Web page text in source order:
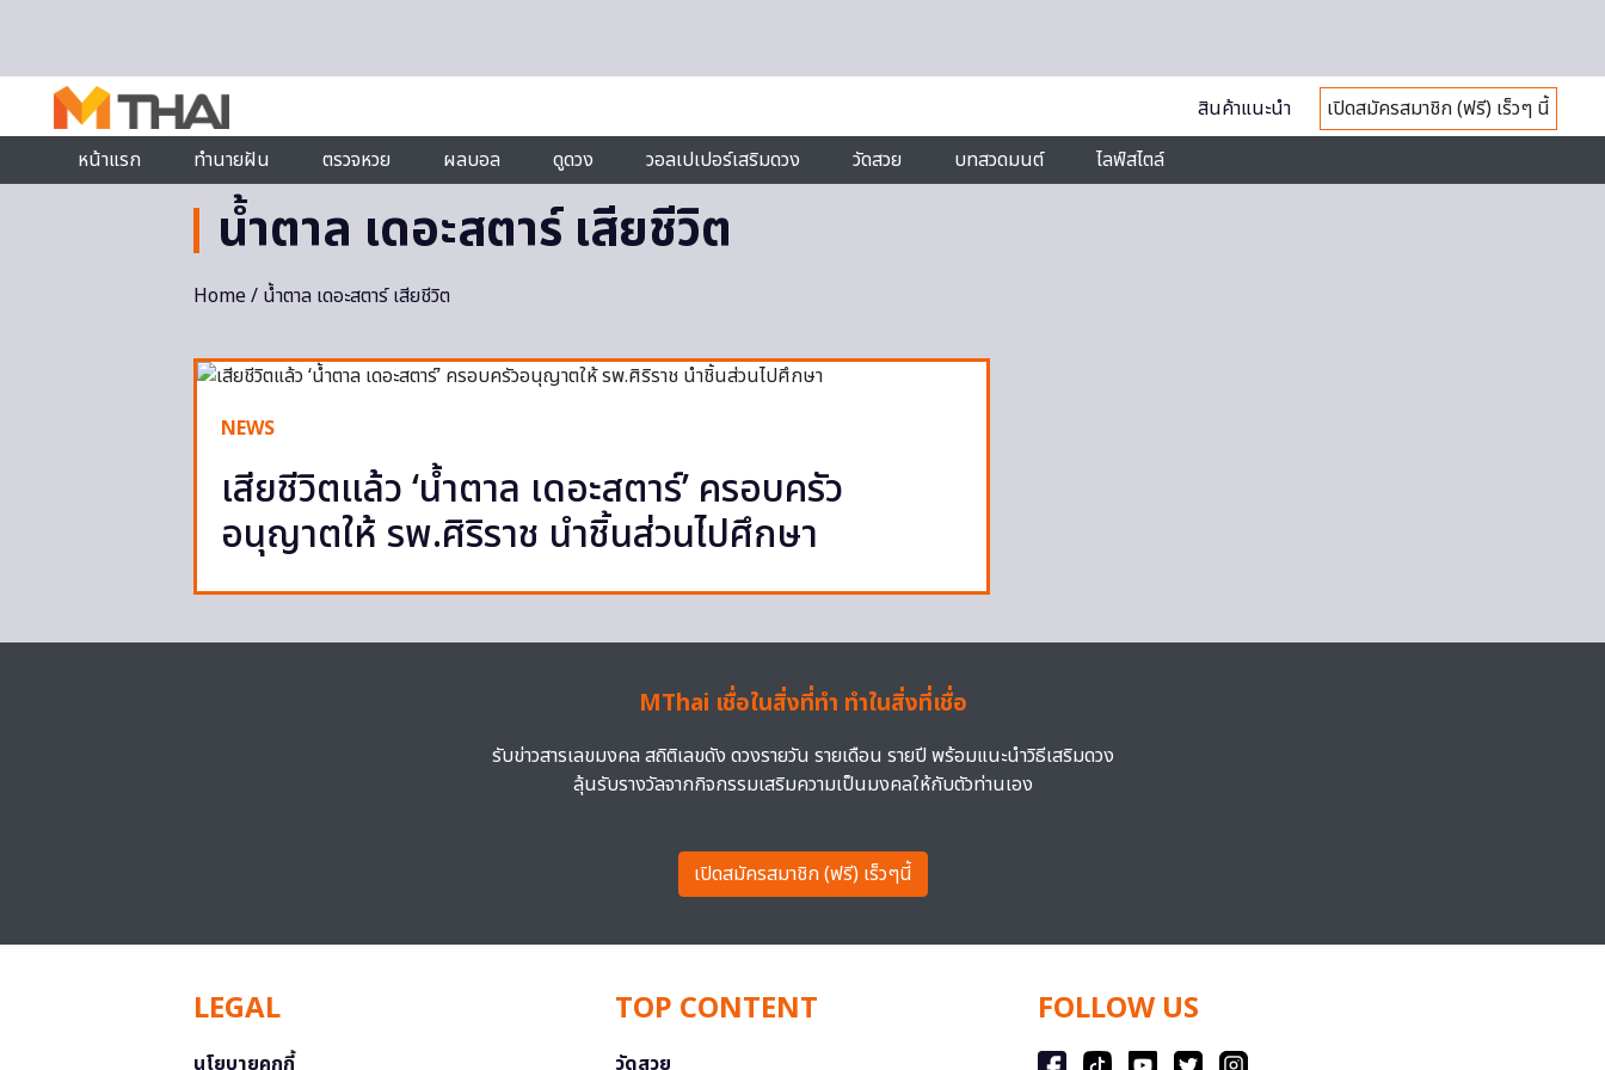
สินค้าแนะนำ
เปิดสมัครสมาชิก (ฟรี) เร็วๆ นี้
หน้าแรก
ทำนายฝัน ตรวจหวย ผลบอล ดูดวง วอลเปเปอร์เสริมดวง วัดสวย บทสวดมนต์ ไลฟ์สไตล์
น้ำตาล เดอะสตาร์ เสียชีวิต
Home/ น้ำตาล เดอะสตาร์ เสียชีวิต
NEWS
เสียชีวิตแล้ว ‘น้ำตาล เดอะสตาร์’ ครอบครัว
อนุญาตให้ รพ.ศิริราช นำชิ้นส่วนไปศึกษา
MThai เชื่อในสิ่งที่ทำ ทำในสิ่งที่เชื่อ
รับข่าวสารเลขมงคล สถิติเลขดัง ดวงรายวัน รายเดือน รายปี พร้อมแนะนำวิธีเสริมดวง
ลุ้นรับรางวัลจากกิจกรรมเสริมความเป็นมงคลให้กับตัวท่านเอง
เปิดสมัครสมาชิก (ฟรี) เร็วๆนี้
LEGAL
นโยบายคุกกี้
TOP CONTENT
วัดสวย
FOLLOW US